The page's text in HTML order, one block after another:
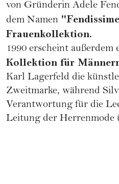
von Gründerin Adele
dem Namen
Frauenkollektion.
1990 erscheint außerdem
Kollektion für
Karl Lagerfeld die
Zweitmarke, während
Verantwortung für die
Leitung der Herrenmode